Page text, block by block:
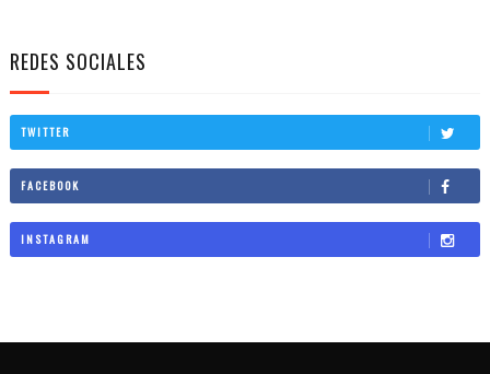
REDES SOCIALES
TWITTER
FACEBOOK
INSTAGRAM